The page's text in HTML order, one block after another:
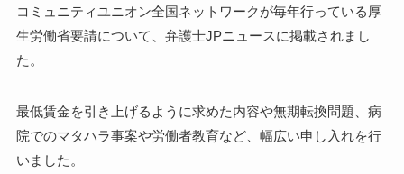
コミュニティユニオン全国ネットワークが毎年行っている厚
生労働省要請について、弁護士JPニュースに掲載されまし
た。
最低賃金を引き上げるように求めた内容や無期転換問題、病
院でのマタハラ事案や労働者教育など、幅広い申し入れを行
いました。